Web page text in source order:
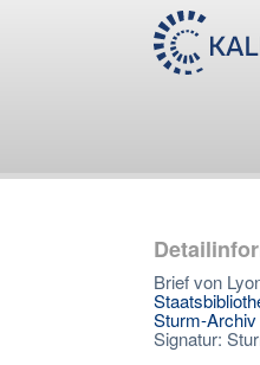
Brief von
Sturm-Archiv
Signatur: